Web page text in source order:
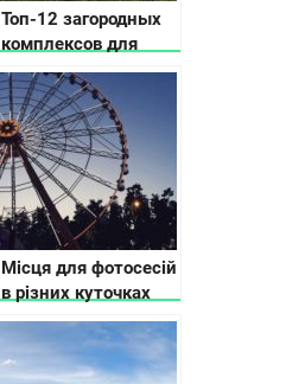
Топ-12 загородных
комплексов для
семейного отдыха
Місця для фотосесій
в різних куточках
України, де має
сфотографуватись
кожен українець